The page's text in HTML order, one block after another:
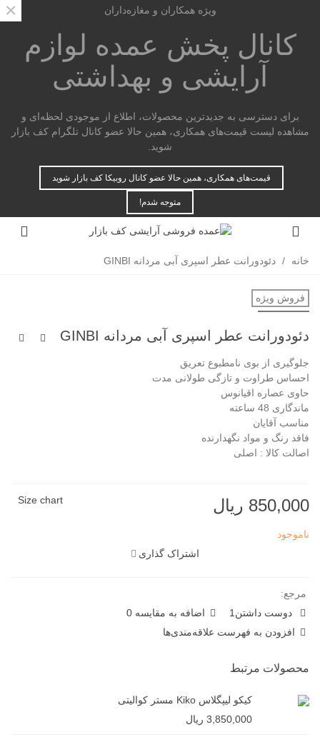
ویژه همکاران و مغازه‌داران
کانال پخش عمده لوازم
آرایشی و بهداشتی
برای دسترسی به جدیدترین محصولات، اطلاع از موجودی لحظه‌ای و
مشاهده لیست قیمت‌های همکاری، همین حالا عضو کانال تلگرام کف بازار
شوید.
قیمت‌های همکاری، همین حالا عضو کانال روبیکا کف بازار شوید
متوجه شدم!
×
خانه / دئودورانت عطر اسپری آبی مردانه GINBI
فروش ویژه
دئودورانت عطر اسپری آبی مردانه GINBI
جلوگیری از بوی نامطبوع تعریق
احساس طراوت و تازگی طولانی مدت
حاوی عصاره‌ اقیانوس
ماندگاری 48 ساعته
مناسب آقایان
فاقد رنگ و مواد نگهدارنده
اصالت کالا : اصلی
850,000 ریال Size chart
ناموجود
اشتراک گذاری
مرجع:
دوست داشتن 1 اضافه به مقایسه 0
افزودن به فهرست علاقه‌مندی‌ها
محصولات مرتبط
کیکو لیپگلاس Kiko مستر کوالیتی
3,850,000 ریال